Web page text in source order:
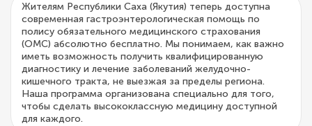
Жителям Республики Саха (Якутия) теперь доступна
современная гастроэнтерологическая помощь по
полису обязательного медицинского страхования
(ОМС) абсолютно бесплатно. Мы понимаем, как важно
иметь возможность получить квалифицированную
диагностику и лечение заболеваний желудочно-
кишечного тракта, не выезжая за пределы региона.
Наша программа организована специально для того,
чтобы сделать высококлассную медицину доступной
для каждого.